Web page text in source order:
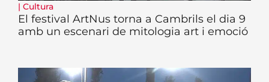
| Cultura
El festival ArtNus torna a Cambrils el dia 9
amb un escenari de mitologia art i emoció